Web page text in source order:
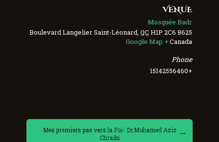
VENUE
Mosquée Badr
8625 Boulevard Langelier
Saint-Léonard QC H1P 2C6
Canada
+ Google Map
Phone
+15142556460
Mes premiers pas vers la Foi- Dr.Mohamed Aziz
Chraibi